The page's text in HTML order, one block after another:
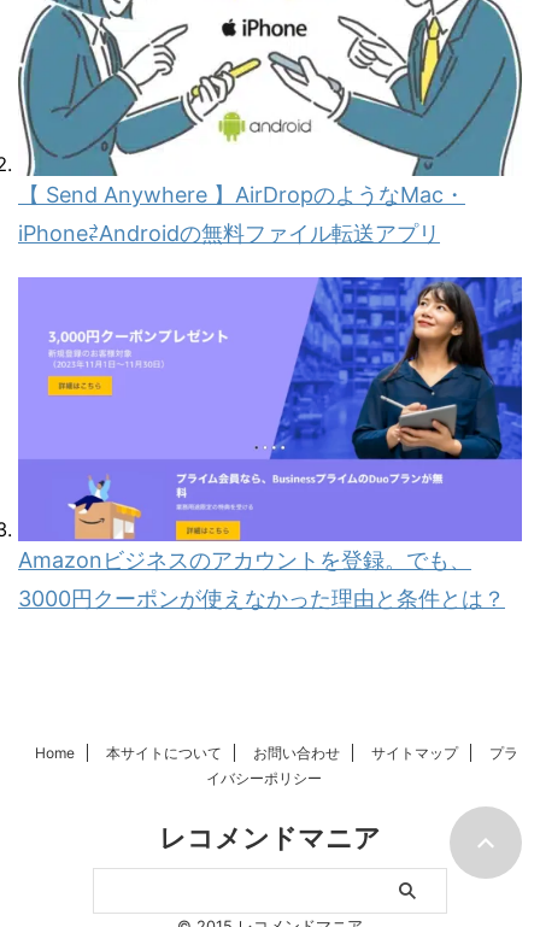
【 Send Anywhere 】AirDropのようなMac・
iPhone⇄Androidの無料ファイル転送アプリ
Amazonビジネスのアカウントを登録。でも、
3000円クーポンが使えなかった理由と条件とは？
Home 本サイトについて お問い合わせ サイトマップ
プラ
イバシーポリシー
レコメンドマニア